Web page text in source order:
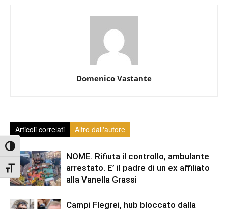
Attiva/disattiva alto contrasto
Attiva/disattiva dimensione testo
Domenico Vastante
Articoli correlati Altro dall'autore
NOME. Rifiuta il controllo, ambulante
arrestato. E’ il padre di un ex affiliato
alla Vanella Grassi
Campi Flegrei, hub bloccato dalla